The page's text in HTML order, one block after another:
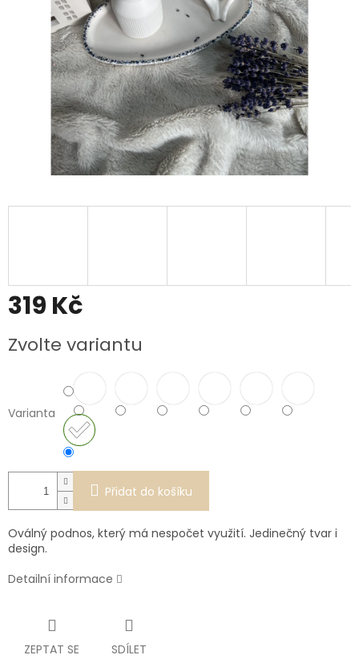
319 Kč
cena:
Zvolte variantu
Varianta
Přidat do košíku
Oválný podnos, který má nespočet využití. Jedinečný tvar i
design.
Detailní informace
ZEPTAT SE SDÍLET